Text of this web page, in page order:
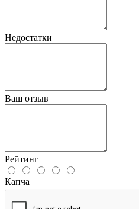
Недостатки
Ваш отзыв
Рейтинг
Капча